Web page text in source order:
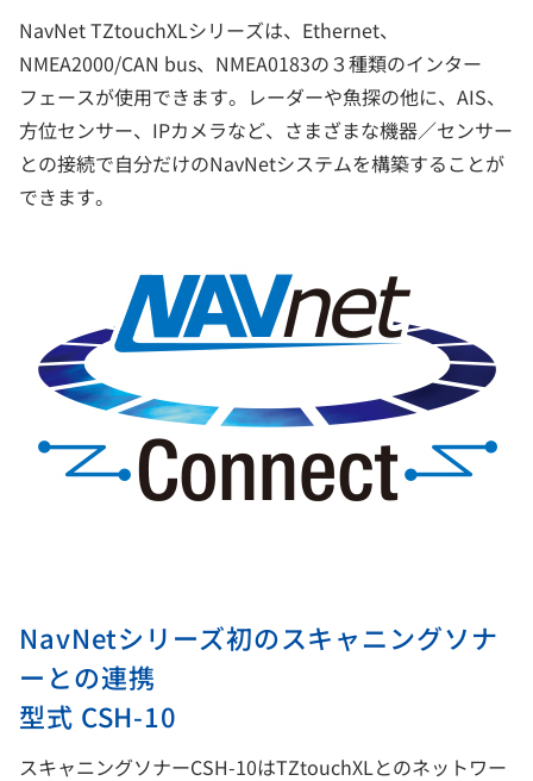
NavNet TZtouchXLシリーズは、Ethernet、
NMEA2000/CAN bus、NMEA0183の３種類のインター
フェースが使用できます。レーダーや魚探の他に、AIS、
方位センサー、IPカメラなど、さまざまな機器／センサー
との接続で自分だけのNavNetシステムを構築することが
できます。
NavNetシリーズ初のスキャニングソナ
ーとの連携
型式 CSH-10
スキャニングソナーCSH-10はTZtouchXLとのネットワー